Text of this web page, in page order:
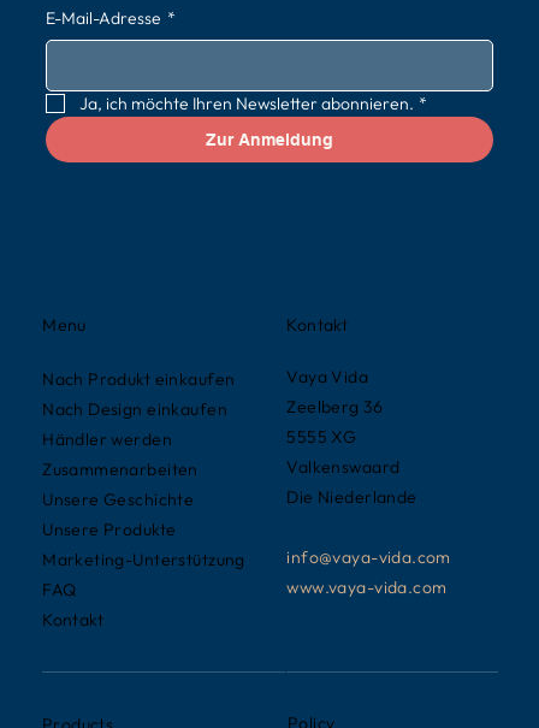
Kontakt
Vaya Vida
Zeelberg 36
5555 XG
Valkenswaard
Die Niederlande
info@vaya-vida.com
www.vaya-vida.com
Menu
Nach Produkt einkaufen
Nach Design einkaufen
Händler werden
Zusammenarbeiten
Unsere Geschichte
Unsere Produkte
Marketing-Unterstützung
FAQ
Kontakt
Policy
E-Mail-Adresse *
Ja, ich möchte Ihren Newsletter abonnieren. *
Zur Anmeldung